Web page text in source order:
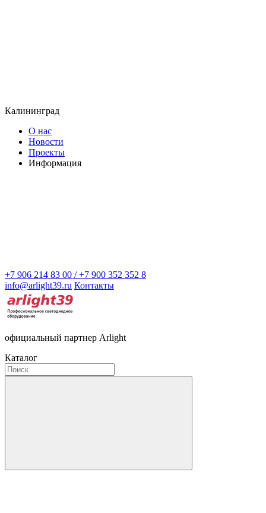
Калининград
О нас
Новости
Проекты
Информация
+7 906 214 83 00 / +7 900 352 352 8
info@arlight39.ru Контакты
официальный партнер Arlight
Каталог